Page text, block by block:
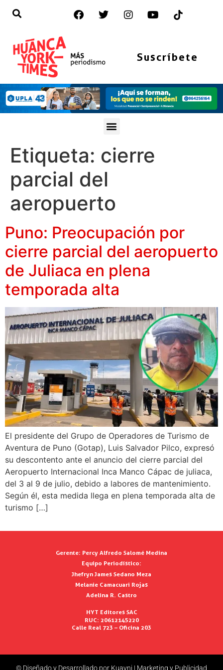
Suscríbete
Etiqueta: cierre
parcial del
aeropuerto
Puno: Preocupación por
cierre parcial del aeropuerto
de Juliaca en plena
temporada alta
El presidente del Grupo de Operadores de Turismo de
Aventura de Puno (Gotap), Luis Salvador Pilco, expresó
su descontento ante el anuncio del cierre parcial del
Aeropuerto Internacional Inca Manco Cápac de juliaca,
del 3 al 9 de julio, debido a labores de mantenimiento.
Según él, esta medida llega en plena temporada alta de
turismo […]
Gerente: Percy Alfredo Salomé Medina
Equipo Periodístico:
Jhefryn James Sedano Meza
Melanie Camacuari Rojas
Adelina R. Castro
HYT Editores SAC
RUC: 20612145220
Calle Real 723 – Oficina 203
© Diseñado y Desarrollado por Kuayni | Marketing y Publicidad